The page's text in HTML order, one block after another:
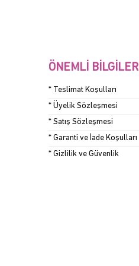
ÖNEMLI BILGILER
* Teslimat Koşulları
* Üyelik Sözleşmesi
* Satış Sözleşmesi
* Garanti ve İade Koşulları
* Gizlilik ve Güvenlik